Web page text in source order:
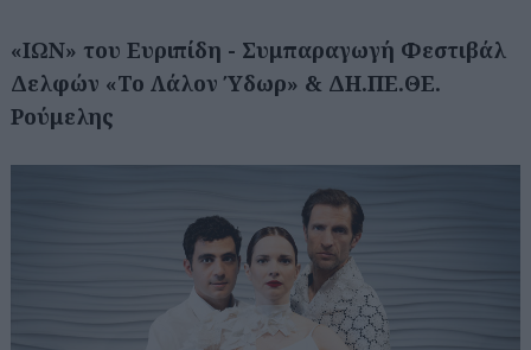
«ΙΩΝ» του Ευριπίδη - Συμπαραγωγή Φεστιβάλ
Δελφών «Το Λάλον Ύδωρ» & ΔΗ.ΠΕ.ΘΕ.
Ρούμελης